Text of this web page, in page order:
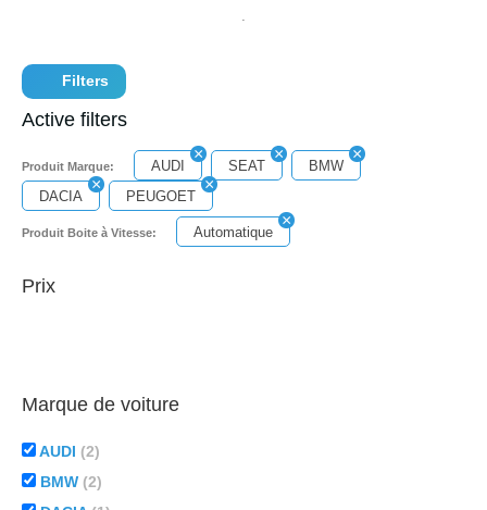
Filters
Active filters
Produit Marque: AUDI SEAT
BMW
DACIA
PEUGOET
Produit Boite à Vitesse: Automatique
Prix
Marque de voiture
AUDI (2)
BMW (2)